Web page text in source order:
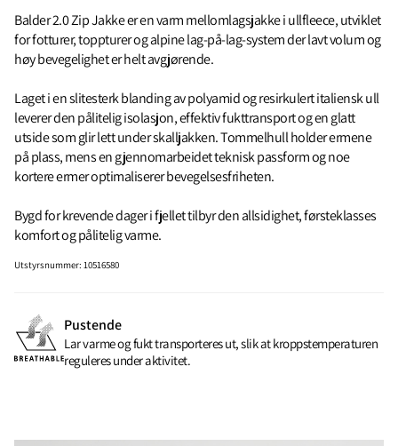
Balder 2.0 Zip Jakke er en varm mellomlagsjakke i ullfleece, utviklet
for fotturer, toppturer og alpine lag-på-lag-system der lavt volum og
høy bevegelighet er helt avgjørende.
Laget i en slitesterk blanding av polyamid og resirkulert italiensk ull
leverer den pålitelig isolasjon, effektiv fukttransport og en glatt
utside som glir lett under skalljakken. Tommelhull holder ermene
på plass, mens en gjennomarbeidet teknisk passform og noe
kortere ermer optimaliserer bevegelsesfriheten.
Bygd for krevende dager i fjellet tilbyr den allsidighet, førsteklasses
komfort og pålitelig varme.
Utstyrsnummer:10516580
Pustende
Lar varme og fukt transporteres ut, slik at kroppstemperaturen
reguleres under aktivitet.